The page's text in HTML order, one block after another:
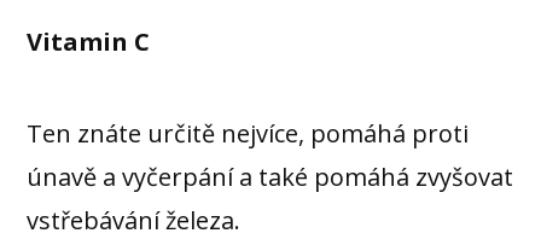
Vitamin C
Ten znáte určitě nejvíce, pomáhá proti
únavě a vyčerpání a také pomáhá zvyšovat
vstřebávání železa.